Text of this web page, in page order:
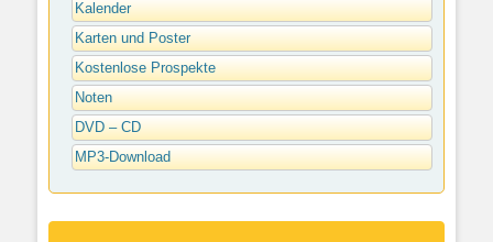
Kalender
Karten und Poster
Kostenlose Prospekte
Noten
DVD – CD
MP3-Download